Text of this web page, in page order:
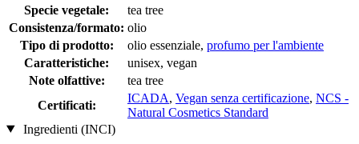
Specie vegetale:
tea tree
Consistenza/formato: olio
Tipo di prodotto:
olio essenziale, profumo per l'ambiente
Caratteristiche:
unisex, vegan
Note olfattive:
tea tree
Certificati:
ICADA, Vegan senza certificazione, NCS -
Natural Cosmetics Standard
Ingredienti (INCI)